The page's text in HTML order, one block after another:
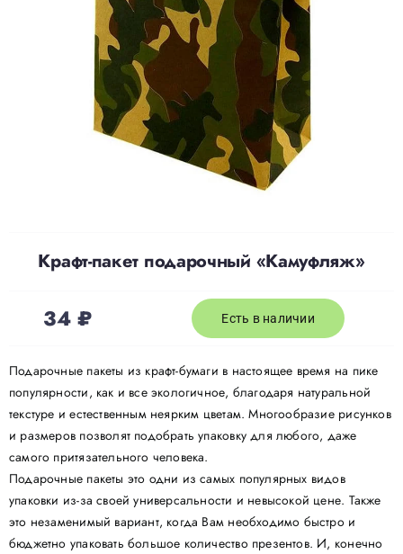
Доставка
Крафт-пакет подарочный «Камуфляж»
34₽ Есть в наличии
Подарочные пакеты из крафт-бумаги в настоящее время на пике
популярности, как и все экологичное, благодаря натуральной
текстуре и естественным неярким цветам. Многообразие рисунков
и размеров позволят подобрать упаковку для любого, даже
самого притязательного человека.
Подарочные пакеты это одни из самых популярных видов
упаковки из-за своей универсальности и невысокой цене. Также
это незаменимый вариант, когда Вам необходимо быстро и
бюджетно упаковать большое количество презентов. И, конечно